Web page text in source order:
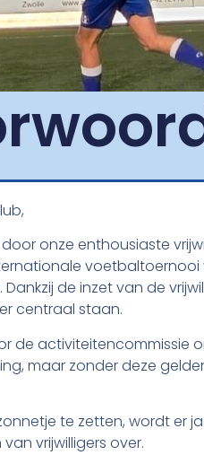
onze enthousiaste
de inzet van de
centraal staan.
de activiteitencommissie
maar zonder deze
te zetten, wordt er
vrijwilligers over.